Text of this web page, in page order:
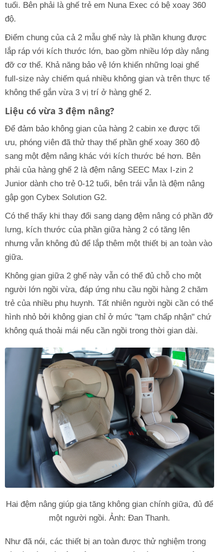
tuổi. Bên phải là ghế trẻ em Nuna Exec có bệ xoay 360
độ.
Điểm chung của cả 2 mẫu ghế này là phần khung được
lắp ráp với kích thước lớn, bao gồm nhiều lớp dày nâng
đỡ cơ thể. Khả năng bảo vệ lớn khiến những loại ghế
full-size này chiếm quá nhiều không gian và trên thực tế
không thể gắn vừa 3 vị trí ở hàng ghế 2.
Liệu có vừa 3 đệm nâng?
Để đảm bảo không gian của hàng 2 cabin xe được tối
ưu, phóng viên đã thử thay thế phần ghế xoay 360 độ
sang một đệm nâng khác với kích thước bé hơn. Bên
phải của hàng ghế 2 là đệm nâng SEEC Max I-zin 2
Junior dành cho trẻ 0-12 tuổi, bên trái vẫn là đệm nâng
gập gọn Cybex Solution G2.
Có thể thấy khi thay đổi sang dạng đệm nâng có phần đỡ
lưng, kích thước của phần giữa hàng 2 có tăng lên
nhưng vẫn không đủ để lắp thêm một thiết bị an toàn vào
giữa.
Không gian giữa 2 ghế này vẫn có thể đủ chỗ cho một
người lớn ngồi vừa, đáp ứng nhu cầu ngồi hàng 2 chăm
trẻ của nhiều phụ huynh. Tất nhiên người ngồi cần có thể
hình nhỏ bởi không gian chỉ ở mức "tạm chấp nhận" chứ
không quá thoải mái nếu cần ngồi trong thời gian dài.
Hai đệm nâng giúp gia tăng không gian chính giữa, đủ để
một người ngồi. Ảnh: Đan Thanh.
Như đã nói, các thiết bị an toàn được thử nghiệm trong